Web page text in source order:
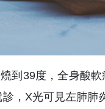
到39度，全身酸
，X光可見左肺